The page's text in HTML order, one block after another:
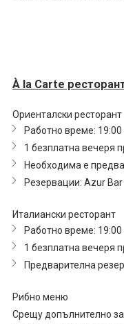
À la Carte
Ориенталски ресторант
Работно време: 19:00
1 безплатна вечеря
Необходима е
Резервации: Azur
Италиански ресторант
Работно време: 19:00
1 безплатна вечеря
Предварителна
Рибно меню
Срещу допълнително